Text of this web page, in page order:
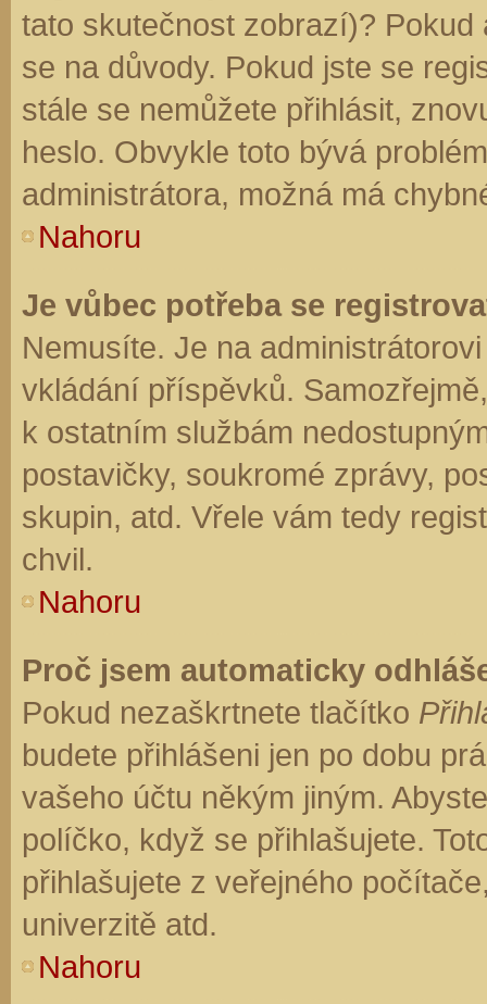
tato skutečnost zobrazí)?
se na důvody. Pokud jste se
stále se nemůžete přihlásit,
heslo. Obvykle toto bývá
administrátora, možná má
Nahoru
Je vůbec potřeba se
Nemusíte. Je na
vkládání příspěvků.
k ostatním službám
postavičky, soukromé zprávy,
skupin, atd. Vřele vám tedy
chvil.
Nahoru
Proč jsem automaticky
Pokud nezaškrtnete tlačítko
budete přihlášeni jen po dobu
vašeho účtu někým jiným.
políčko, když se přihlašujete.
přihlašujete z veřejného
univerzitě atd.
Nahoru